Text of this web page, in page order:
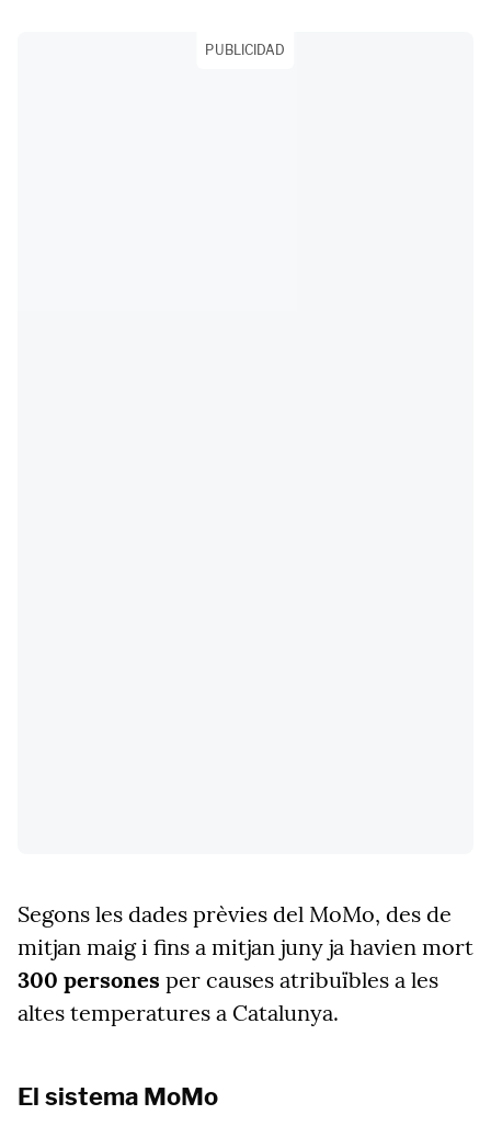
PUBLICIDAD
Segons les dades prèvies del MoMo, des de
mitjan maig i fins a mitjan juny ja havien mort
300 persones per causes atribuïbles a les
altes temperatures a Catalunya.
El sistema MoMo